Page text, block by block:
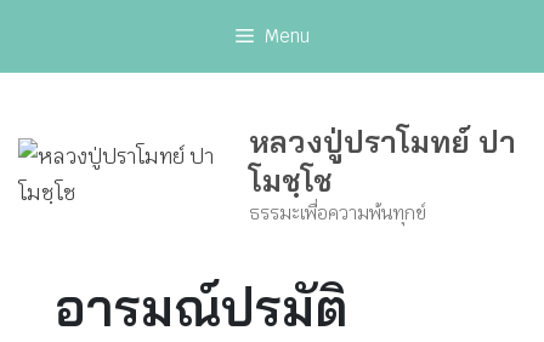
Menu
หลวงปู่ปราโมทย์ ปา
โมชฺโช
ธรรมะเพื่อความพ้นทุกข์
อารมณ์ปรมัติ